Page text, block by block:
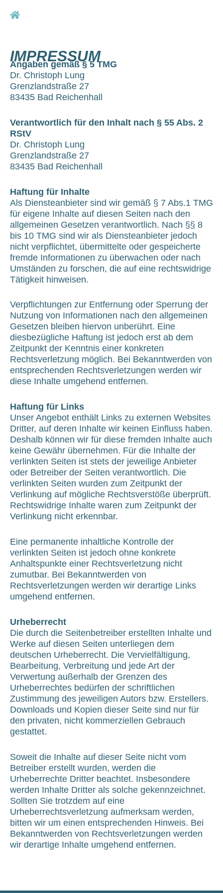
IMPRESSUM
Angaben gemäß § 5 TMG
Dr. Christoph Lung
Grenzlandstraße 27
83435 Bad Reichenhall
Verantwortlich für den Inhalt nach § 55 Abs. 2
RStV
Dr. Christoph Lung
Grenzlandstraße 27
83435 Bad Reichenhall
Haftung für Inhalte
Als Diensteanbieter sind wir gemäß § 7 Abs.1 TMG
für eigene Inhalte auf diesen Seiten nach den
allgemeinen Gesetzen verantwortlich. Nach §§ 8
bis 10 TMG sind wir als Diensteanbieter jedoch
nicht verpflichtet, übermittelte oder gespeicherte
fremde Informationen zu überwachen oder nach
Umständen zu forschen, die auf eine rechtswidrige
Tätigkeit hinweisen.
Verpflichtungen zur Entfernung oder Sperrung der
Nutzung von Informationen nach den allgemeinen
Gesetzen bleiben hiervon unberührt. Eine
diesbezügliche Haftung ist jedoch erst ab dem
Zeitpunkt der Kenntnis einer konkreten
Rechtsverletzung möglich. Bei Bekanntwerden von
entsprechenden Rechtsverletzungen werden wir
diese Inhalte umgehend entfernen.
Haftung für Links
Unser Angebot enthält Links zu externen Websites
Dritter, auf deren Inhalte wir keinen Einfluss haben.
Deshalb können wir für diese fremden Inhalte auch
keine Gewähr übernehmen. Für die Inhalte der
verlinkten Seiten ist stets der jeweilige Anbieter
oder Betreiber der Seiten verantwortlich. Die
verlinkten Seiten wurden zum Zeitpunkt der
Verlinkung auf mögliche Rechtsverstöße überprüft.
Rechtswidrige Inhalte waren zum Zeitpunkt der
Verlinkung nicht erkennbar.
Eine permanente inhaltliche Kontrolle der
verlinkten Seiten ist jedoch ohne konkrete
Anhaltspunkte einer Rechtsverletzung nicht
zumutbar. Bei Bekanntwerden von
Rechtsverletzungen werden wir derartige Links
umgehend entfernen.
Urheberrecht
Die durch die Seitenbetreiber erstellten Inhalte und
Werke auf diesen Seiten unterliegen dem
deutschen Urheberrecht. Die Vervielfältigung,
Bearbeitung, Verbreitung und jede Art der
Verwertung außerhalb der Grenzen des
Urheberrechtes bedürfen der schriftlichen
Zustimmung des jeweiligen Autors bzw. Erstellers.
Downloads und Kopien dieser Seite sind nur für
den privaten, nicht kommerziellen Gebrauch
gestattet.
Soweit die Inhalte auf dieser Seite nicht vom
Betreiber erstellt wurden, werden die
Urheberrechte Dritter beachtet. Insbesondere
werden Inhalte Dritter als solche gekennzeichnet.
Sollten Sie trotzdem auf eine
Urheberrechtsverletzung aufmerksam werden,
bitten wir um einen entsprechenden Hinweis. Bei
Bekanntwerden von Rechtsverletzungen werden
wir derartige Inhalte umgehend entfernen.